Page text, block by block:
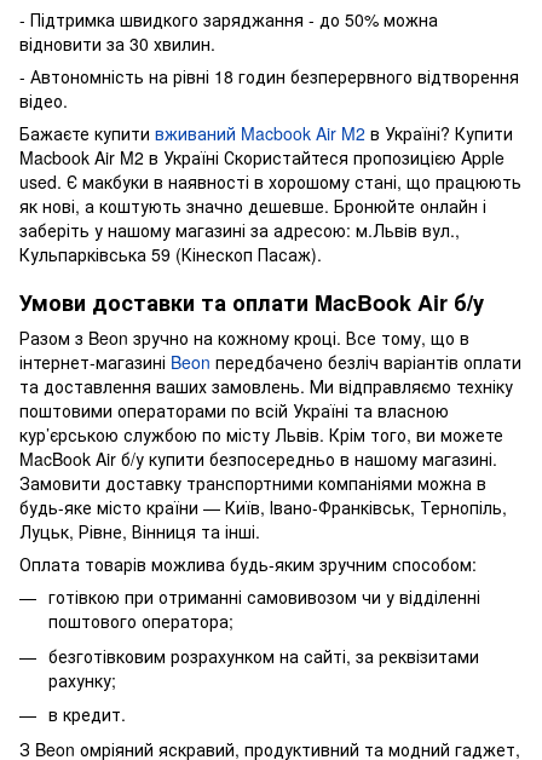
- Підтримка швидкого заряджання - до 50% можна
відновити за 30 хвилин.
- Автономність на рівні 18 годин безперервного відтворення
відео.
Бажаєте купити вживаний Macbook Air M2 в Україні? Купити
Macbook Air M2 в Україні Скористайтеся пропозицією Apple
used. Є макбуки в наявності в хорошому стані, що працюють
як нові, а коштують значно дешевше. Бронюйте онлайн і
заберіть у нашому магазині за адресою: м.Львів вул.,
Кульпарківська 59 (Кінескоп Пасаж).
Умови доставки та оплати MacBook Air б/у
Разом з Beon зручно на кожному кроці. Все тому, що в
інтернет-магазині Beon передбачено безліч варіантів оплати
та доставлення ваших замовлень. Ми відправляємо техніку
поштовими операторами по всій Україні та власною
кур’єрською службою по місту Львів. Крім того, ви можете
MacBook Air б/у купити безпосередньо в нашому магазині.
Замовити доставку транспортними компаніями можна в
будь-яке місто країни — Київ, Івано-Франківськ, Тернопіль,
Луцьк, Рівне, Вінниця та інші.
Оплата товарів можлива будь-яким зручним способом:
готівкою при отриманні самовивозом чи у відділенні
поштового оператора;
безготівковим розрахунком на сайті, за реквізитами
рахунку;
в кредит.
З Beon омріяний яскравий, продуктивний та модний гаджет,